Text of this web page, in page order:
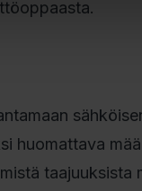
huomattava
taajuuksista